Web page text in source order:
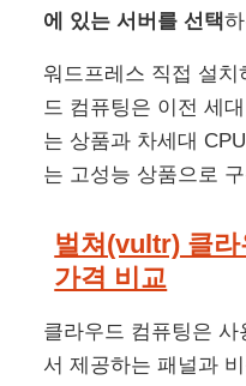
에 있는 서버를 선택
워드프레스 직접 설
드 컴퓨팅은 이전 세
는 상품과 차세대
는 고성능 상품으로
벌쳐(vultr) 클
가격 비교
클라우드 컴퓨팅은 사
서 제공하는 패널과